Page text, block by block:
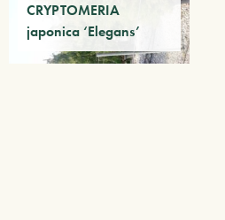
CRYPTOMERIA
japonica ‘Elegans’